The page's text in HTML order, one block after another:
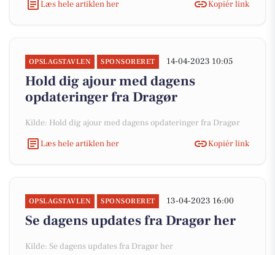
Læs hele artiklen her
Kopiér link
OPSLAGSTAVLEN SPONSORERET 14-04-2023 10:05
Hold dig ajour med dagens
opdateringer fra Dragør
Kilde: Hold dig ajour med dagens opdateringer fra Dragør
Læs hele artiklen her
Kopiér link
OPSLAGSTAVLEN SPONSORERET 13-04-2023 16:00
Se dagens updates fra Dragør her
Kilde: Se dagens updates fra Dragør her